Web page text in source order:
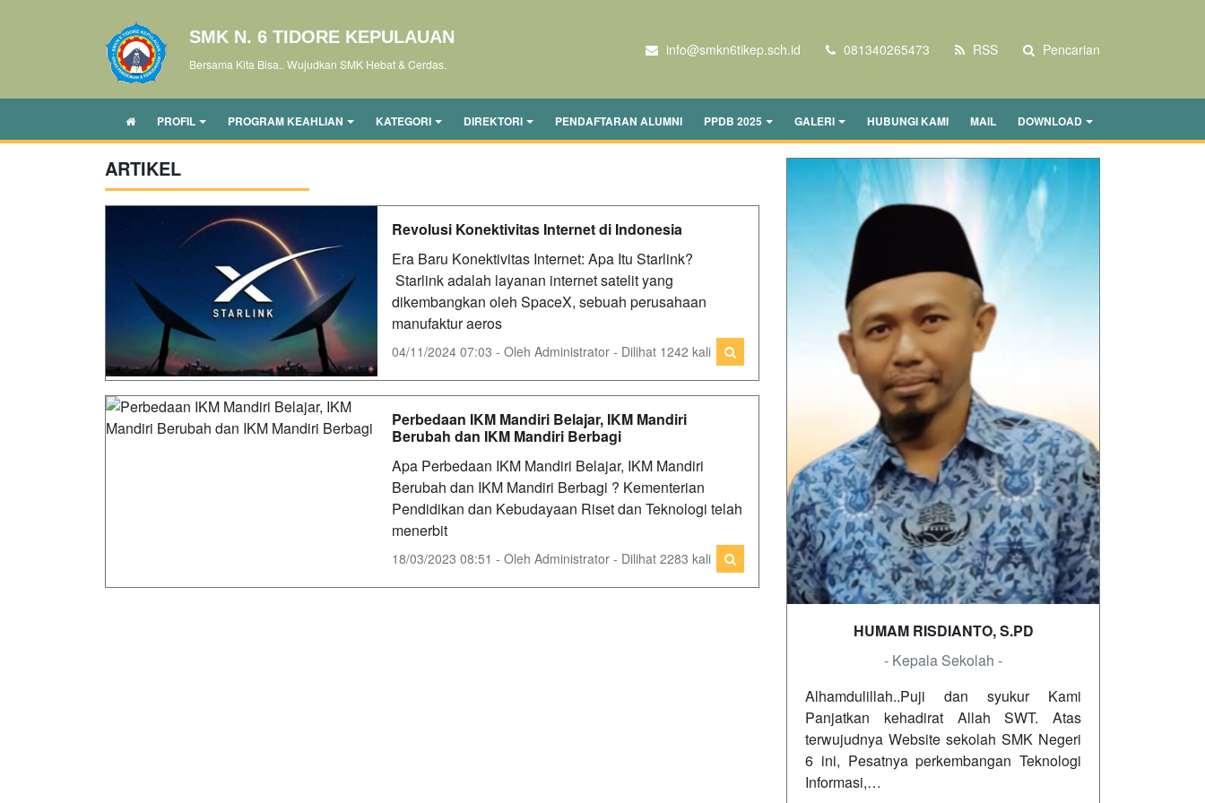
SMK N. 6 TIDORE KEPULAUAN
Bersama Kita Bisa.. Wujudkan SMK Hebat & Cerdas.
info@smkn6tikep.sch.id 081340265473 RSS Pencarian
PROFIL PROGRAM KEAHLIAN KATEGORI DIREKTORI PENDAFTARAN ALUMNI PPDB 2025 GALERI HUBUNGI KAMI MAIL DOWNLOAD
ARTIKEL
Revolusi Konektivitas Internet di Indonesia
Era Baru Konektivitas Internet: Apa Itu Starlink?
Starlink adalah layanan internet satelit yang
dikembangkan oleh SpaceX, sebuah perusahaan
manufaktur aeros
04/11/2024 07:03 - Oleh Administrator - Dilihat 1242 kali
Perbedaan IKM Mandiri Belajar, IKM Mandiri
Berubah dan IKM Mandiri Berbagi
Apa Perbedaan IKM Mandiri Belajar, IKM Mandiri
Berubah dan IKM Mandiri Berbagi ? Kementerian
Pendidikan dan Kebudayaan Riset dan Teknologi telah
menerbit
18/03/2023 08:51 - Oleh Administrator - Dilihat 2283 kali
HUMAM RISDIANTO, S.PD
- Kepala Sekolah -
Alhamdulillah..Puji dan syukur Kami
Panjatkan kehadirat Allah SWT. Atas
terwujudnya Website sekolah SMK Negeri
6 ini, Pesatnya perkembangan Teknologi
Informasi,…